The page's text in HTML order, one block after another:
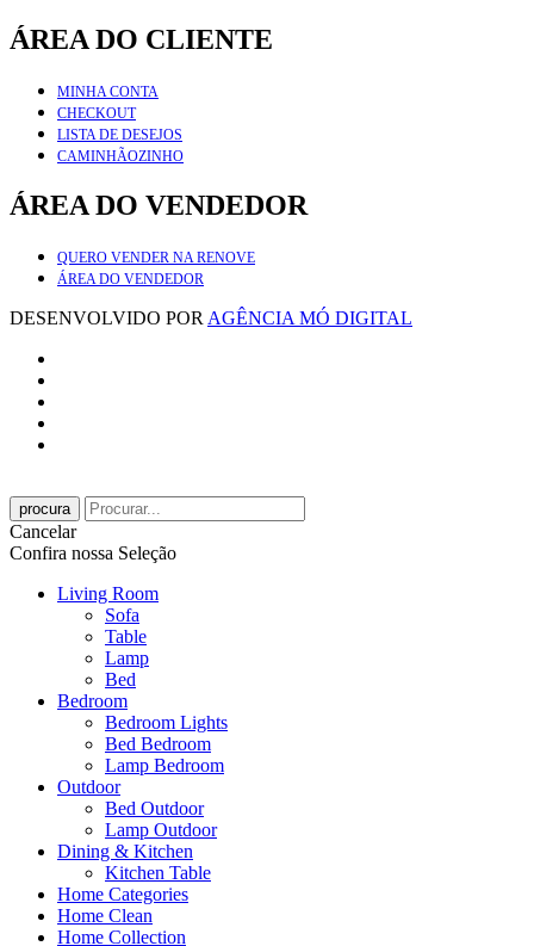
ÁREA DO CLIENTE
MINHA CONTA
CHECKOUT
LISTA DE DESEJOS
CAMINHÃOZINHO
ÁREA DO VENDEDOR
QUERO VENDER NA RENOVE
ÁREA DO VENDEDOR
DESENVOLVIDO POR AGÊNCIA MÓ DIGITAL
procura
Cancelar
Confira nossa Seleção
Living Room
Sofa
Table
Lamp
Bed
Bedroom
Bedroom Lights
Bed Bedroom
Lamp Bedroom
Outdoor
Bed Outdoor
Lamp Outdoor
Dining & Kitchen
Kitchen Table
Home Categories
Home Clean
Home Collection